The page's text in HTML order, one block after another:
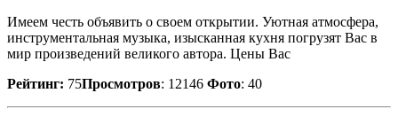
Имеем честь объявить о своем открытии. Уютная атмосфера,
инструментальная музыка, изысканная кухня погрузят Вас в
мир произведений великого автора. Цены Вас
Рейтинг: 75Просмотров: 12146 Фото: 40